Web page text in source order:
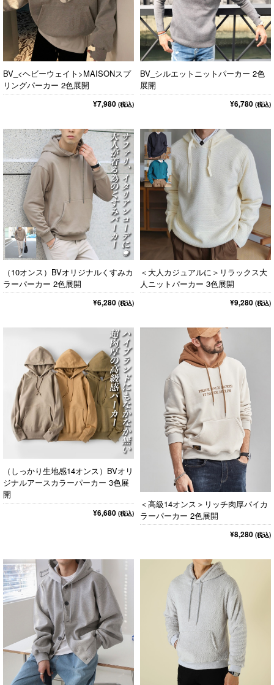
BV_<ヘビーウェイト>MAISONスプ
リングパーカー 2色展開
¥7,980 (税込)
BV_シルエットニットパーカー 2色
展開
¥6,780 (税込)
（10オンス）BVオリジナルくすみカ
ラーパーカー 2色展開
¥6,280 (税込)
＜大人カジュアルに＞リラックス大
人ニットパーカー 3色展開
¥9,280 (税込)
（しっかり生地感14オンス）BVオリ
ジナルアースカラーパーカー 3色展
開
¥6,680 (税込)
＜高級14オンス＞リッチ肉厚バイカ
ラーパーカー 2色展開
¥8,280 (税込)